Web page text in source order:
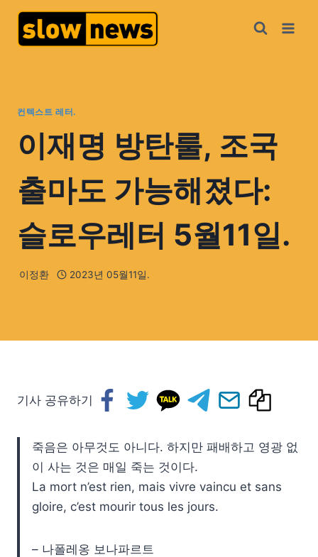
컨텍스트 레터.
이재명 방탄룰, 조국
출마도 가능해졌다:
슬로우레터 5월11일.
이정환 2023년 05월11일.
기사 공유하기
죽음은 아무것도 아니다. 하지만 패배하고 영광 없
이 사는 것은 매일 죽는 것이다.
La mort n’est rien, mais vivre vaincu et sans
gloire, c’est mourir tous les jours.
– 나폴레옹 보나파르트